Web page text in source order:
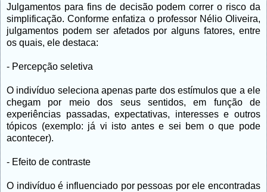
Julgamentos para fins de decisão podem correr o risco da
simplificação. Conforme enfatiza o professor Nélio Oliveira,
julgamentos podem ser afetados por alguns fatores, entre
os quais, ele destaca:
- Percepção seletiva
O indivíduo seleciona apenas parte dos estímulos que a ele
chegam por meio dos seus sentidos, em função de
experiências passadas, expectativas, interesses e outros
tópicos (exemplo: já vi isto antes e sei bem o que pode
acontecer).
- Efeito de contraste
O indivíduo é influenciado por pessoas por ele encontradas